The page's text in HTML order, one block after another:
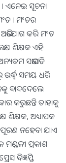
ଏନେଇ ସୂଚନା
। ମଂଚର
ଅଭିଯୋଗ କରି ମଂଚ
ଶିକ୍ଷକ ଏହି
ସଭାପତି
ଉର୍ଦ୍ଧ୍ୱ ସମୟ ଧରି
ବାଦଦେଲେ
କରୁଛନ୍ତି ତାହାକୁ
ଶିକ୍ଷକ, ଅଧ୍ୟାପକ
ପୂରଣ ନହେବା ଯାଏ
ପ୍ରକାଶ
ବିଜ୍ଞପ୍ତି